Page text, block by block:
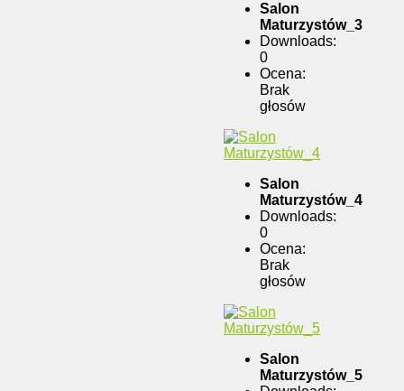
Salon
Maturzystów_3
Downloads:
0
Ocena:
Brak
głosów
Salon
Maturzystów_4
Downloads:
0
Ocena:
Brak
głosów
Salon
Maturzystów_5